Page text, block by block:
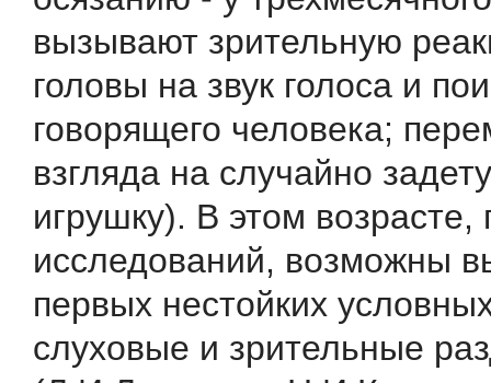
вызывают зрительную
головы на звук голоса и
говорящего человека;
взгляда на случайно
игрушку). В этом
исследований, возможны
первых нестойких
слуховые и зрительные